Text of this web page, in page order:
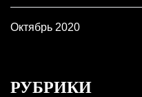
Октябрь 2020
РУБРИКИ